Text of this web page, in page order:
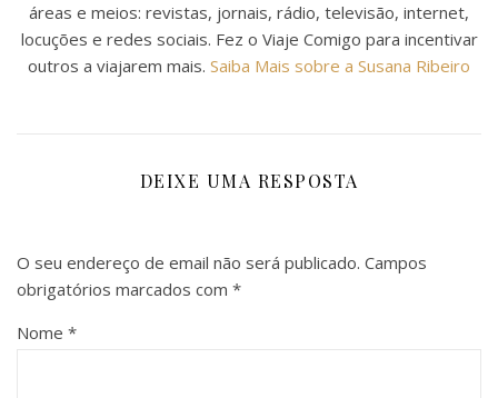
áreas e meios: revistas, jornais, rádio, televisão, internet,
locuções e redes sociais. Fez o Viaje Comigo para incentivar
outros a viajarem mais. Saiba Mais sobre a Susana Ribeiro
DEIXE UMA RESPOSTA
O seu endereço de email não será publicado. Campos
obrigatórios marcados com *
Nome *